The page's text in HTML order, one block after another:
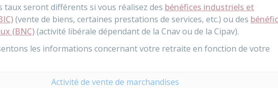
taux seront différents si vous réalisez des bénéfices industriels et
(vente de biens, certaines prestations de services, etc.) ou des
(BNC)(activité libérale dépendant de la Cnavou de la Cipav).
les informations concernant votre retraite en fonction de votre
Activité de vente de marchandises